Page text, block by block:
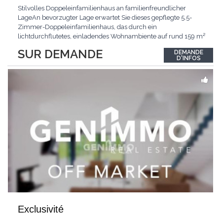
SUR DEMANDE
Stilvolles Doppeleinfamilienhaus an familienfreundlicher
LageAn bevorzugter Lage erwartet Sie dieses gepflegte 5.5-
Zimmer-Doppeleinfamilienhaus, das durch ein
lichtdurchflutetes, einladendes Wohnambiente auf rund 159 m²
Liegenschaft in einem hervorragenden Zustand und vereint
zeitgemässen Wohnkomfort perfekt mit nachhaltiger
DEMANDE
D'INFOS
Exclusivité